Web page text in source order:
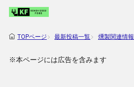
TOPページ 最新投稿一覧 燻製関連情報
※本ページには広告を含みます